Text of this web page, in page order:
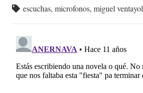
escuchas,microfonos,miguel ventayol